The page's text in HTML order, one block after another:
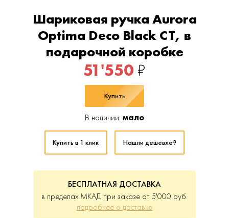
Шариковая ручка Aurora
Optima Deco Black CT, в
подарочной коробке
51'550 ₽
Купить
В наличии: мало
Купить в 1 клик Нашли дешевле?
БЕСПЛАТНАЯ ДОСТАВКА
в пределах МКАД при заказе от 5'000 руб.
подробнее о доставке